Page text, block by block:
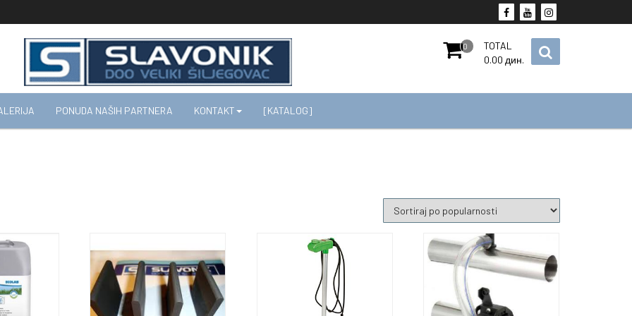
0
TOTAL
0.00 дин.
PONUDA NAŠIH PARTNERA KONTAKT [KATALOG]